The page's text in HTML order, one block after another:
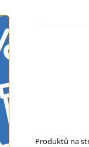
Produktů na